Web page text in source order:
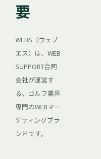
要
WEBS（ウェブ
エス）は、WEB
SUPPORT合同
会社が運営す
る、ゴルフ業界
専門のWEBマー
ケティングブラ
ンドです。